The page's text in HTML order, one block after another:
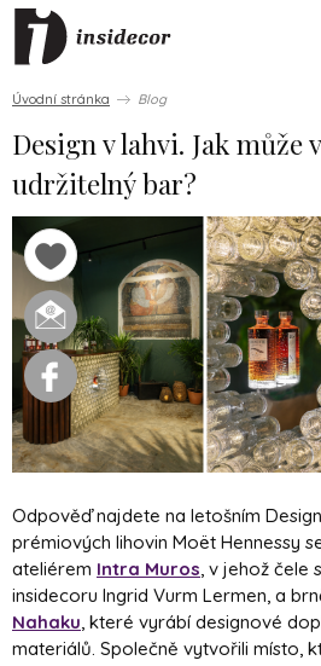
Úvodní stránka Blog
Design v lahvi. Jak může
udržitelný bar?
Odpověď najdete na letošním
prémiových lihovin Moët Hennessy
ateliérem Intra Muros, v jehož čele
insidecoru Ingrid Vurm Lermen, a
Nahaku, které vyrábí designové
materiálů. Společně vytvořili místo,